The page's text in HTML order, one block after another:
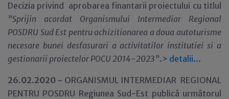
Decizia privind aprobarea finantarii proiectului cu titlul
”Sprijin acordat Organismului Intermediar Regional
POSDRU Sud Est pentru achizitionarea a doua autoturisme
necesare bunei desfasurari a activitatilor institutiei si a
gestionarii proiectelor POCU 2014-2023”.> detalii...
26.02.2020 - ORGANISMUL INTERMEDIAR REGIONAL
PENTRU POSDRU Regiunea Sud-Est publică următorul